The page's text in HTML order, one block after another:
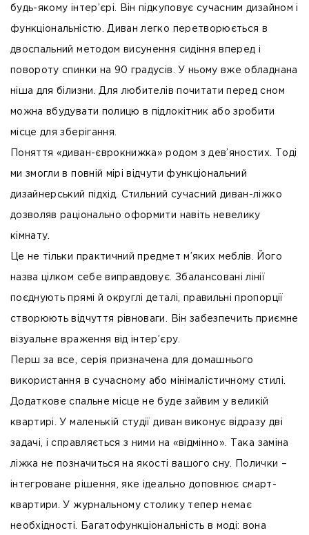
будь-якому інтер’єрі. Він підкуповує сучасним дизайном і
функціональністю. Диван легко перетворюється в
двоспальний методом висунення сидіння вперед і
повороту спинки на 90 градусів. У ньому вже обладнана
ніша для білизни. Для любителів почитати перед сном
можна вбудувати полицю в підлокітник або зробити
місце для зберігання.
Поняття «диван-єврокнижка» родом з дев’яностих. Тоді
ми змогли в повній мірі відчути функціональний
дизайнерський підхід. Стильний сучасний диван-ліжко
дозволяв раціонально оформити навіть невелику
кімнату.
Це не тільки практичний предмет м’яких меблів. Його
назва цілком себе виправдовує. Збалансовані лінії
поєднують прямі й округлі деталі, правильні пропорції
створюють відчуття рівноваги. Він забезпечить приємне
візуальне враження від інтер’єру.
Перш за все, серія призначена для домашнього
використання в сучасному або мінімалістичному стилі.
Додаткове спальне місце не буде зайвим у великій
квартирі. У маленькій студії диван виконує відразу дві
задачі, і справляється з ними на «відмінно». Така заміна
ліжка не позначиться на якості вашого сну. Полички –
інтегроване рішення, яке ідеально доповнює смарт-
квартири. У журнальному столику тепер немає
необхідності. Багатофункціональність в моді: вона